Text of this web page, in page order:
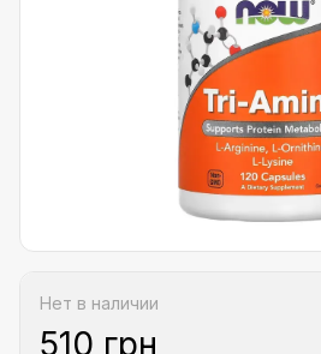
Нет в наличии
510 грн